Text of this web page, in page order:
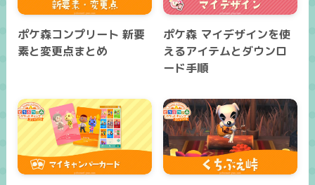
ポケ森コンプリート 新要
素と変更点まとめ
ポケ森 マイデザインを使
えるアイテムとダウンロ
ード手順